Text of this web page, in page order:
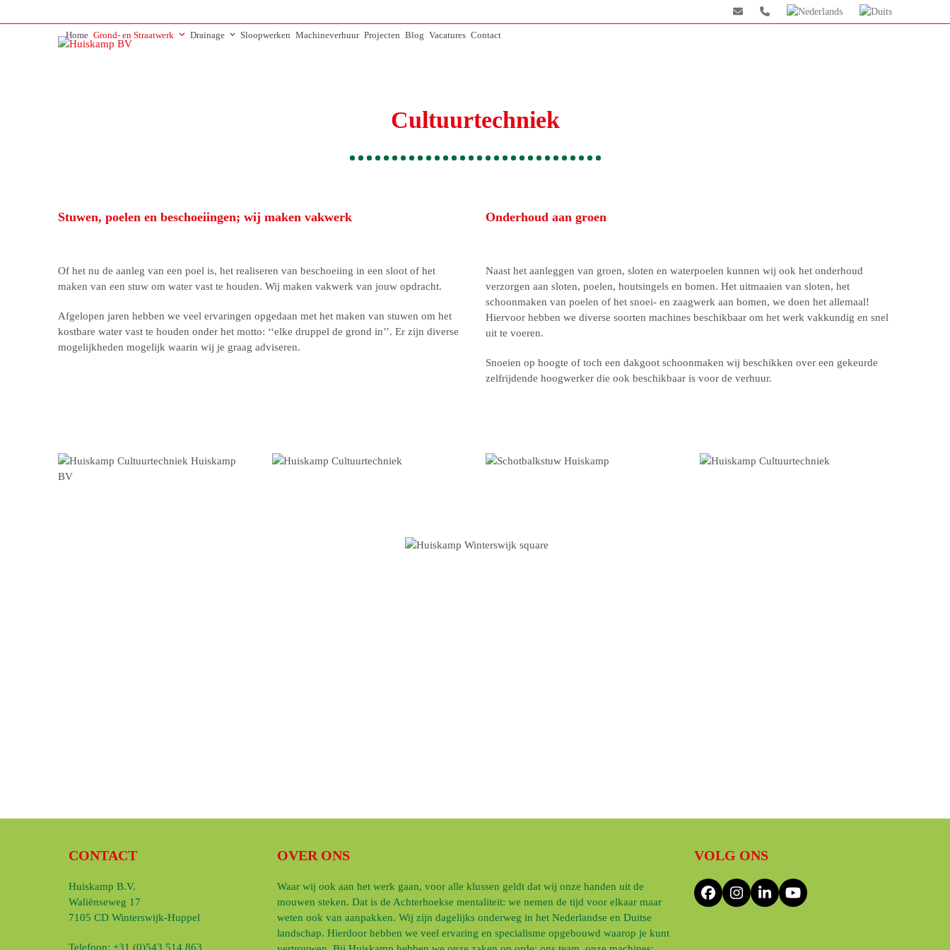
to
Home Grond- en Straatwerk Drainage Sloopwerken Machineverhuur Projecten Blog Vacatures Contact
Cultuurtechniek
Stuwen, poelen en beschoeiingen; wij maken vakwerk
Of het nu de aanleg van een poel is, het realiseren van beschoeiing in een sloot of het
maken van een stuw om water vast te houden. Wij maken vakwerk van jouw opdracht.
Afgelopen jaren hebben we veel ervaringen opgedaan met het maken van stuwen om het
kostbare water vast te houden onder het motto: ‘‘elke druppel de grond in’’. Er zijn diverse
mogelijkheden mogelijk waarin wij je graag adviseren.
Onderhoud aan groen
Naast het aanleggen van groen, sloten en waterpoelen kunnen wij ook het onderhoud
verzorgen aan sloten, poelen, houtsingels en bomen. Het uitmaaien van sloten, het
schoonmaken van poelen of het snoei- en zaagwerk aan bomen, we doen het allemaal!
Hiervoor hebben we diverse soorten machines beschikbaar om het werk vakkundig en snel
uit te voeren.
Snoeien op hoogte of toch een dakgoot schoonmaken wij beschikken over een gekeurde
zelfrijdende hoogwerker die ook beschikbaar is voor de verhuur.
CONTACT
Huiskamp B.V.
Waliënseweg 17
7105 CD Winterswijk-Huppel
Telefoon: +31 (0)543 514 863
OVER ONS
Waar wij ook aan het werk gaan, voor alle klussen geldt dat wij onze handen uit de
mouwen steken. Dat is de Achterhoekse mentaliteit: we nemen de tijd voor elkaar maar
weten ook van aanpakken. Wij zijn dagelijks onderweg in het Nederlandse en Duitse
landschap. Hierdoor hebben we veel ervaring en specialisme opgebouwd waarop je kunt
VOLG ONS
FacebookInstagram
LinkedInYouTube